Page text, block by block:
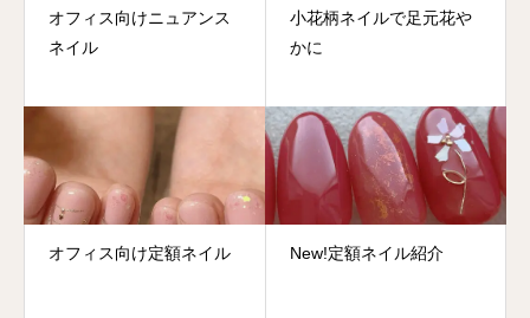
オフィス向けニュアンス
ネイル
小花柄ネイルで足元花や
かに
オフィス向け定額ネイル New!定額ネイル紹介